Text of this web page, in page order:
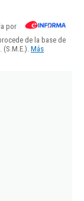
por
de la base de
(S.M.E.). Más